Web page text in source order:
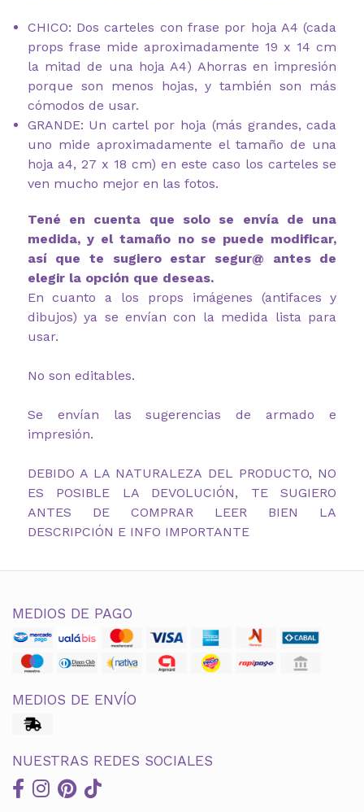
CHICO: Dos carteles con frase por hoja A4 (cada
props frase mide aproximadamente 19 x 14 cm
la mitad de una hoja A4) Ahorras en impresión
porque son menos hojas, y también son más
cómodos de usar.
GRANDE: Un cartel por hoja (más grandes, cada
uno mide aproximadamente el tamaño de una
hoja a4, 27 x 18 cm) en este caso los carteles se
ven mucho mejor en las fotos.
Tené en cuenta que solo se envía de una
medida, y el tamaño no se puede modificar,
así que te sugiero estar segur@ antes de
elegir la opción que deseas.
En cuanto a los props imágenes (antifaces y
dibujos) ya se envían con la medida lista para
usar.
No son editables.
Se envían las sugerencias de armado e
impresión.
DEBIDO A LA NATURALEZA DEL PRODUCTO, NO
ES POSIBLE LA DEVOLUCIÓN, TE SUGIERO
ANTES DE COMPRAR LEER BIEN LA
DESCRIPCIÓN E INFO IMPORTANTE
MEDIOS DE PAGO
MEDIOS DE ENVÍO
NUESTRAS REDES SOCIALES